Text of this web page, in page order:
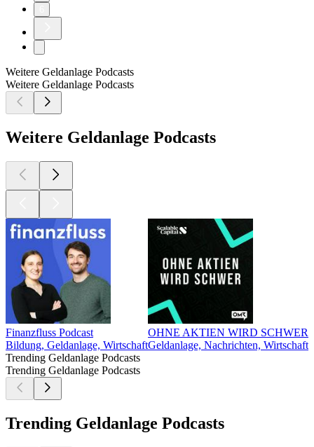
Weitere Geldanlage Podcasts
Weitere Geldanlage Podcasts
Weitere Geldanlage Podcasts
Finanzfluss Podcast
Bildung, Geldanlage, Wirtschaft
OHNE AKTIEN WIRD SCHWER -
Geldanlage, Nachrichten, Wirtschaft
Trending Geldanlage Podcasts
Trending Geldanlage Podcasts
Trending Geldanlage Podcasts